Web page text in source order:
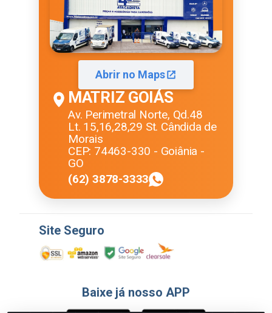
Abrir no Maps
MATRIZ GOIÁS
Av. Perimetral Norte, Qd.48
Lt. 15,16,28,29 St. Cândida de
Morais
CEP: 74463-330 - Goiânia -
GO
(62) 3878-3333
Site Seguro
Baixe já nosso APP